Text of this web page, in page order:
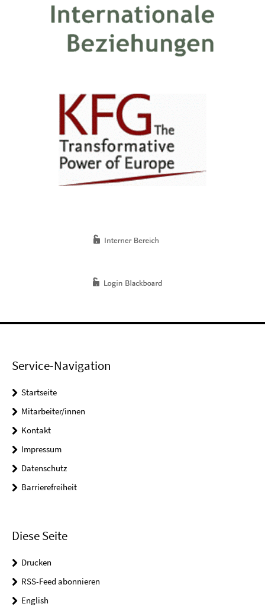
Service-Navigation
Startseite
Mitarbeiter/innen
Kontakt
Impressum
Datenschutz
Barrierefreiheit
Diese Seite
Drucken
RSS-Feed abonnieren
English